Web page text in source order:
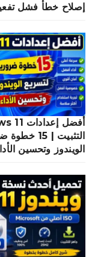
إصلاح خطأ فشل
التثبيت |
الويندوز وتحسين